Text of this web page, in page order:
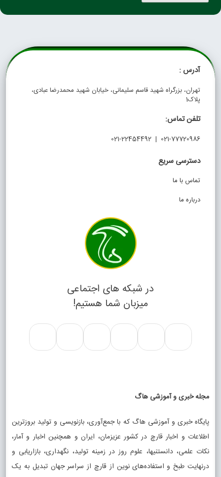
آدرس :
تهران، بزرگراه شهید قاسم سلیمانی، خیابان شهید محمدرضا عبادی،
پلاک1
تلفن تماس:
021-77720986 | 021-22454492
دسترسی سریع
تماس با ما
درباره ما
در شبکه های اجتماعی
میزبان شما هستیم!
مجله خبری و آموزشی هاگ
پایگاه خبری و آموزشی هاگ که با جمع‌آوری، بازنویسی و تولید بروزترین
اطلاعات و اخبار قارچ در کشور عزیزمان، ایران و همچنین اخبار و آمار،
نکات علمی، دانستنیها، علوم روز در زمینه تولید، نگهداری، بازاریابی و
درنهایت طبخ و استفاده‌های نوین از قارچ از سراسر جهان تبدیل به یک